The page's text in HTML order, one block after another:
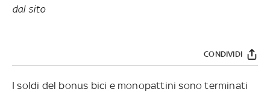
dal sito
CONDIVIDI
I soldi del bonus bici e monopattini sono terminati